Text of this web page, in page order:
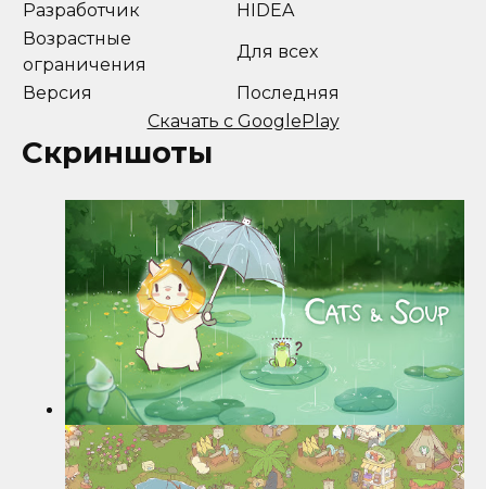
Разработчик
HIDEA
Возрастные
ограничения
Для всех
Версия
Последняя
Скачать с GooglePlay
Скриншоты